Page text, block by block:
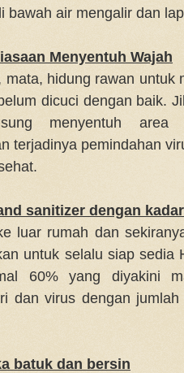
bawah air mengalir dan
Menyentuh Wajah
mata, hidung rawan untuk
dicuci dengan baik.
menyentuh
terjadinya pemindahan
sanitizer dengan
luar rumah dan
untuk selalu siap sedia
60% yang diyakini
dan virus dengan
batuk dan bersin